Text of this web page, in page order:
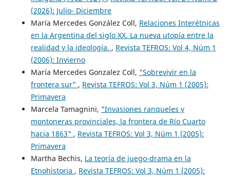
(2026): Julio- Diciembre
María Mercedes González Coll, Relaciones Interétnicas
en la Argentina del siglo XX. La nueva utopía entre la
realidad y la ideología. , Revista TEFROS: Vol 4, Núm 1
(2006): Invierno
María Mercedes Gonzalez Coll, "Sobrevivir en la
frontera sur” , Revista TEFROS: Vol 3, Núm 1 (2005):
Primavera
Marcela Tamagnini, "Invasiones ranqueles y
montoneras provinciales, la frontera de Río Cuarto
hacia 1863" , Revista TEFROS: Vol 3, Núm 1 (2005):
Primavera
Martha Bechis, La teoría de juego-drama en la
Etnohistoria , Revista TEFROS: Vol 3, Núm 1 (2005):